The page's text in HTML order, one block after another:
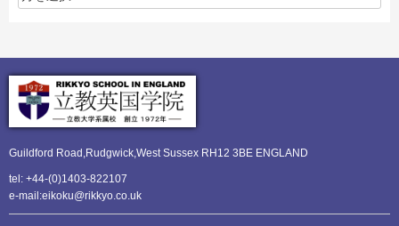
Guildford Road,Rudgwick,West Sussex RH12 3BE ENGLAND
tel: +44-(0)1403-822107
e-mail:eikoku@rikkyo.co.uk